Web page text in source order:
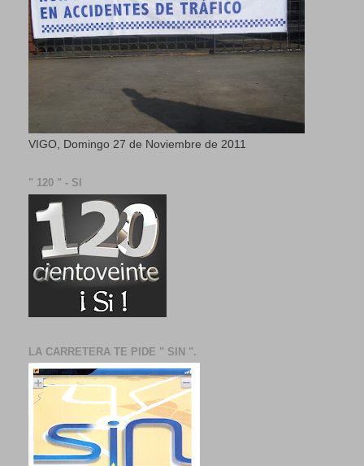
VIGO, Domingo 27 de Noviembre de 2011
" 120 " - SI
LA CARRETERA TE PIDE " SIN ".